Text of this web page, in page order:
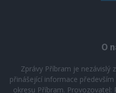
O
Zprávy Příbram je nezávislý
přinášející informace
okresu Příbram. Provozovatel: